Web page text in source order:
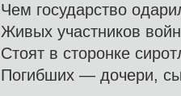
Чем государство
Живых участников
Стоят в сторонке
Погибших — дочери,